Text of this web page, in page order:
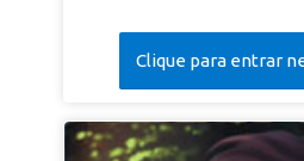
Clique para entrar